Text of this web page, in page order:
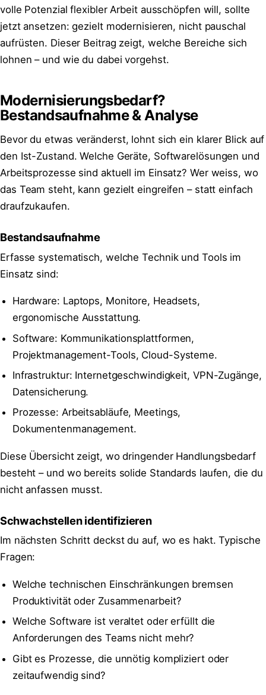
volle Potenzial flexibler Arbeit ausschöpfen will, sollte
jetzt ansetzen: gezielt modernisieren, nicht pauschal
aufrüsten. Dieser Beitrag zeigt, welche Bereiche sich
lohnen – und wie du dabei vorgehst.
Modernisierungsbedarf?
Bestandsaufnahme & Analyse
Bevor du etwas veränderst, lohnt sich ein klarer Blick auf
den Ist-Zustand. Welche Geräte, Softwarelösungen und
Arbeitsprozesse sind aktuell im Einsatz? Wer weiss, wo
das Team steht, kann gezielt eingreifen – statt einfach
draufzukaufen.
Bestandsaufnahme
Erfasse systematisch, welche Technik und Tools im
Einsatz sind:
Hardware: Laptops, Monitore, Headsets,
ergonomische Ausstattung.
Software: Kommunikationsplattformen,
Projektmanagement-Tools, Cloud-Systeme.
Infrastruktur: Internetgeschwindigkeit, VPN-Zugänge,
Datensicherung.
Prozesse: Arbeitsabläufe, Meetings,
Dokumentenmanagement.
Diese Übersicht zeigt, wo dringender Handlungsbedarf
besteht – und wo bereits solide Standards laufen, die du
nicht anfassen musst.
Schwachstellen identifizieren
Im nächsten Schritt deckst du auf, wo es hakt. Typische
Fragen:
Welche technischen Einschränkungen bremsen
Produktivität oder Zusammenarbeit?
Welche Software ist veraltet oder erfüllt die
Anforderungen des Teams nicht mehr?
Gibt es Prozesse, die unnötig kompliziert oder
zeitaufwendig sind?